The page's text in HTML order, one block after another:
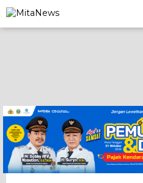
ke
konten